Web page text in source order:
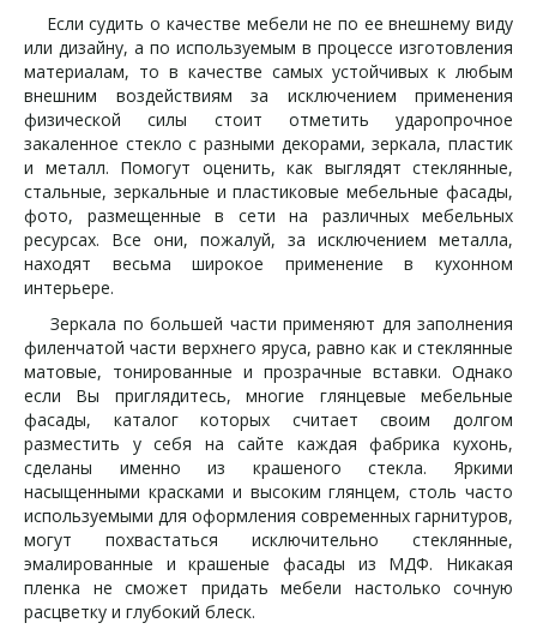
Если судить о качестве мебели не по ее внешнему виду
или дизайну, а по используемым в процессе изготовления
материалам, то в качестве самых устойчивых к любым
внешним воздействиям за исключением применения
физической силы стоит отметить ударопрочное
закаленное стекло с разными декорами, зеркала, пластик
и металл. Помогут оценить, как выглядят стеклянные,
стальные, зеркальные и пластиковые мебельные фасады,
фото, размещенные в сети на различных мебельных
ресурсах. Все они, пожалуй, за исключением металла,
находят весьма широкое применение в кухонном
интерьере.
Зеркала по большей части применяют для заполнения
филенчатой части верхнего яруса, равно как и стеклянные
матовые, тонированные и прозрачные вставки. Однако
если Вы приглядитесь, многие глянцевые мебельные
фасады, каталог которых считает своим долгом
разместить у себя на сайте каждая фабрика кухонь,
сделаны именно из крашеного стекла. Яркими
насыщенными красками и высоким глянцем, столь часто
используемыми для оформления современных гарнитуров,
могут похвастаться исключительно стеклянные,
эмалированные и крашеные фасады из МДФ. Никакая
пленка не сможет придать мебели настолько сочную
расцветку и глубокий блеск.